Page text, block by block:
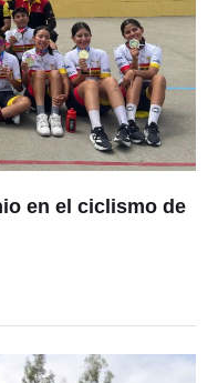
en el ciclismo de